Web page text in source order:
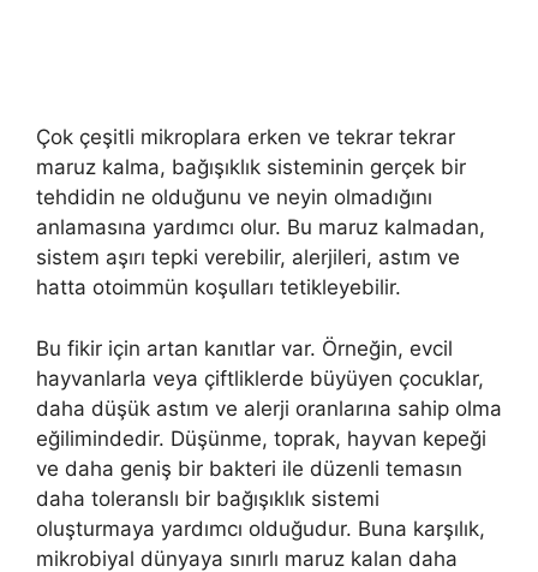
Çok çeşitli mikroplara erken ve tekrar tekrar
maruz kalma, bağışıklık sisteminin gerçek bir
tehdidin ne olduğunu ve neyin olmadığını
anlamasına yardımcı olur. Bu maruz kalmadan,
sistem aşırı tepki verebilir, alerjileri, astım ve
hatta otoimmün koşulları tetikleyebilir.
Bu fikir için artan kanıtlar var. Örneğin, evcil
hayvanlarla veya çiftliklerde büyüyen çocuklar,
daha düşük astım ve alerji oranlarına sahip olma
eğilimindedir. Düşünme, toprak, hayvan kepeği
ve daha geniş bir bakteri ile düzenli temasın
daha toleranslı bir bağışıklık sistemi
oluşturmaya yardımcı olduğudur. Buna karşılık,
mikrobiyal dünyaya sınırlı maruz kalan daha